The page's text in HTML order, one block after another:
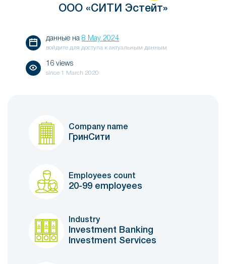
ООО «СИТИ Эстейт»
данные на 8 May 2024
войдите для доступа к актуальным данным
16 views
since 1 March 2020
Company name
ГринСити
Employees count
20-99 employees
Industry
Investment Banking
Investment Services